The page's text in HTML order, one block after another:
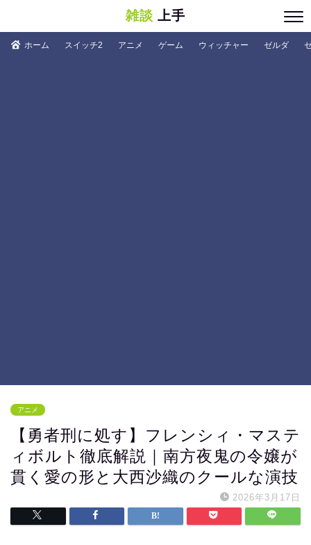
雑談 上手
ホーム スイッチ2 アニメ ゲーム ウィッチャー ゼルダ
アニメ
【勇者刑に処す】フレンシィ・マステ
ィボルト徹底解説｜南方夜鬼の令嬢が
貫く愛の形と大西沙織のクールな演技
2026年3月17日